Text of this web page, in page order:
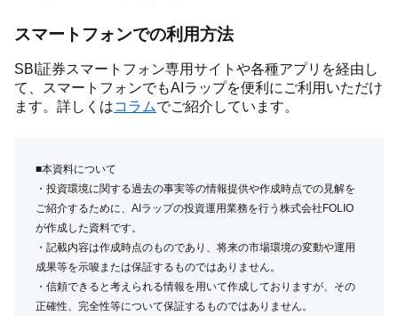
スマートフォンでの利用方法
SBI証券スマートフォン専用サイトや各種アプリを経由し
て、スマートフォンでもAIラップを便利にご利用いただけ
ます。詳しくはコラムでご紹介しています。
■本資料について
・投資環境に関する過去の事実等の情報提供や作成時点での見解を
ご紹介するために、AIラップの投資運用業務を行う株式会社FOLIO
が作成した資料です。
・記載内容は作成時点のものであり、将来の市場環境の変動や運用
成果等を示唆または保証するものではありません。
・信頼できると考えられる情報を用いて作成しておりますが、その
正確性、完全性等について保証するものではありません。